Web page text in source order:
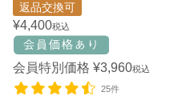
返品交換可
¥4,400税込
会員特別価格 ¥3,960税込
25件